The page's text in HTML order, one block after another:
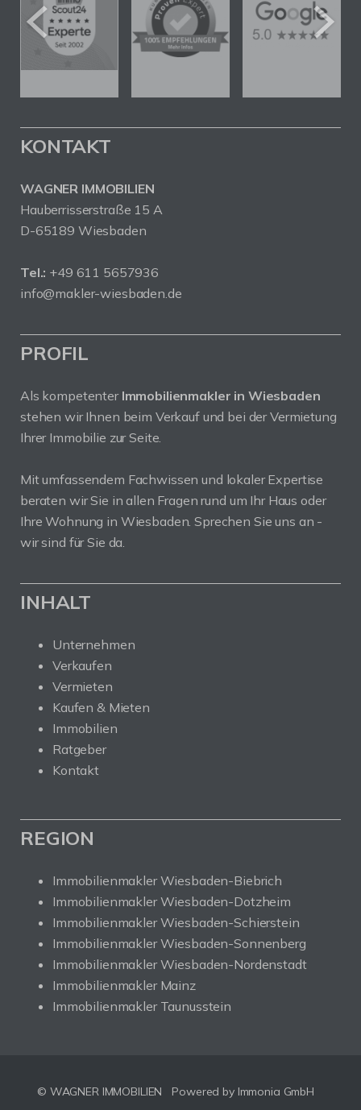
KONTAKT
WAGNER IMMOBILIEN
Hauberrisserstraße 15 A
D-65189 Wiesbaden
Tel.: +49 611 5657936
info@makler-wiesbaden.de
PROFIL
Als kompetenter Immobilienmakler in Wiesbaden
stehen wir Ihnen beim Verkauf und bei der Vermietung
Ihrer Immobilie zur Seite.
Mit umfassendem Fachwissen und lokaler Expertise
beraten wir Sie in allen Fragen rund um Ihr Haus oder
Ihre Wohnung in Wiesbaden. Sprechen Sie uns an -
wir sind für Sie da.
INHALT
Unternehmen
Verkaufen
Vermieten
Kaufen & Mieten
Immobilien
Ratgeber
Kontakt
REGION
Immobilienmakler Wiesbaden-Biebrich
Immobilienmakler Wiesbaden-Dotzheim
Immobilienmakler Wiesbaden-Schierstein
Immobilienmakler Wiesbaden-Sonnenberg
Immobilienmakler Wiesbaden-Nordenstadt
Immobilienmakler Mainz
Immobilienmakler Taunusstein
© WAGNER IMMOBILIEN
Powered by Immonia GmbH